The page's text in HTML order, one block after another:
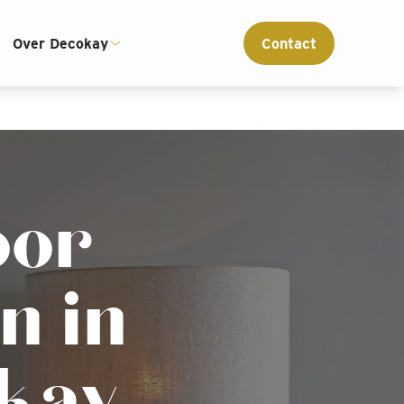
Interieur advies op maat
Over Decokay Contact
in